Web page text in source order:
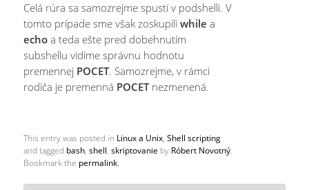
Celá rúra sa samozrejme spustí v podshelli. V
tomto prípade sme však zoskupiliwhile a
echo a teda ešte pred dobehnutím
subshellu vidíme správnu hodnotu
premennej POCET. Samozrejme, v rámci
rodiča je premenná POCETnezmenená.
This entry was posted in Linux a Unix,Shell scripting
and tagged bash,shell,skriptovanie by Róbert Novotný.
Bookmark the permalink.